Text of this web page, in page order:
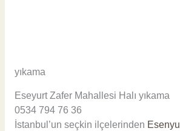
yıkama
Eseyurt Zafer Mahallesi Halı yıkama
0534 794 76 36
İstanbul’un seçkin ilçelerinden